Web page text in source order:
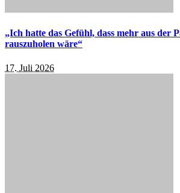
„Ich hatte das Gefühl, dass mehr aus der
rauszuholen wäre“
17. Juli 2026